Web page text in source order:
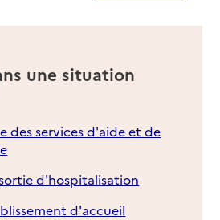
une situation
des services d'aide et de
d'hospitalisation
d'accueil